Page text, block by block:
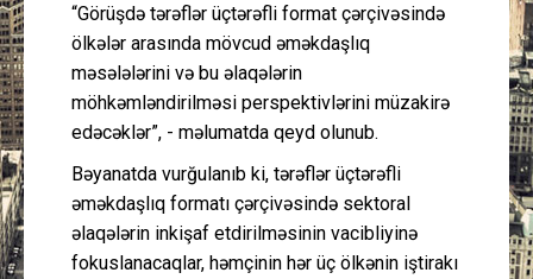
“Görüşdə tərəflər üçtərəfli format çərçivəsində
ölkələr arasında mövcud əməkdaşlıq
məsələlərini və bu əlaqələrin
möhkəmləndirilməsi perspektivlərini müzakirə
edəcəklər”, - məlumatda qeyd olunub.
Bəyanatda vurğulanıb ki, tərəflər üçtərəfli
əməkdaşlıq formatı çərçivəsində sektoral
əlaqələrin inkişaf etdirilməsinin vacibliyinə
fokuslanacaqlar, həmçinin hər üç ölkənin iştirakı